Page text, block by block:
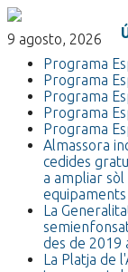
9 agosto, 2026
Programa
Programa
Programa
Programa
Programa
Almassora
cedides
a ampliar
La
des de 2019
La Platja de